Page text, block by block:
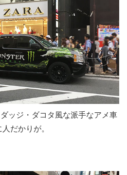
ッジ・ダコタ風な派手なアメ車
だかりが。